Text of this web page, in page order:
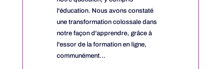
l'éducation. Nous avons constaté
une transformation colossale dans
notre façon d'apprendre, grâce à
l'essor de la formation en ligne,
communément...